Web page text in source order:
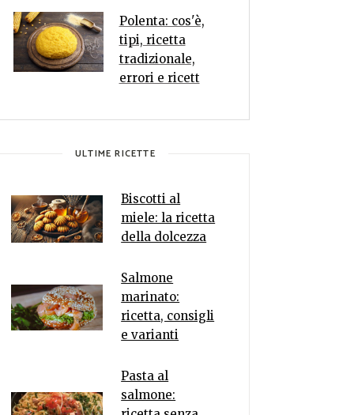
Polenta: cos'è,
tipi, ricetta
tradizionale,
errori e ricett
ULTIME RICETTE
Biscotti al
miele: la ricetta
della dolcezza
Salmone
marinato:
ricetta, consigli
e varianti
Pasta al
salmone: